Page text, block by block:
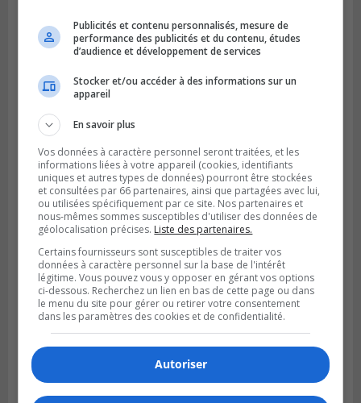
élection partielle
VIEUX-LONGUEUIL
Publié le 3 août 2026 à 14h47
Le Livre bleu rassemble 200 curieux à
Longueuil
Publicités et contenu personnalisés, mesure de
performance des publicités et du contenu, études
d’audience et développement de services
Stocker et/ou accéder à des informations sur un
appareil
En savoir plus
Vos données à caractère personnel seront traitées, et les
informations liées à votre appareil (cookies, identifiants
uniques et autres types de données) pourront être stockées
et consultées par 66 partenaires, ainsi que partagées avec lui,
ou utilisées spécifiquement par ce site. Nos partenaires et
nous-mêmes sommes susceptibles d'utiliser des données de
géolocalisation précises. Liste des partenaires.
Certains fournisseurs sont susceptibles de traiter vos
données à caractère personnel sur la base de l'intérêt
légitime. Vous pouvez vous y opposer en gérant vos options
ci-dessous. Recherchez un lien en bas de cette page ou dans
le menu du site pour gérer ou retirer votre consentement
dans les paramètres des cookies et de confidentialité.
Autoriser